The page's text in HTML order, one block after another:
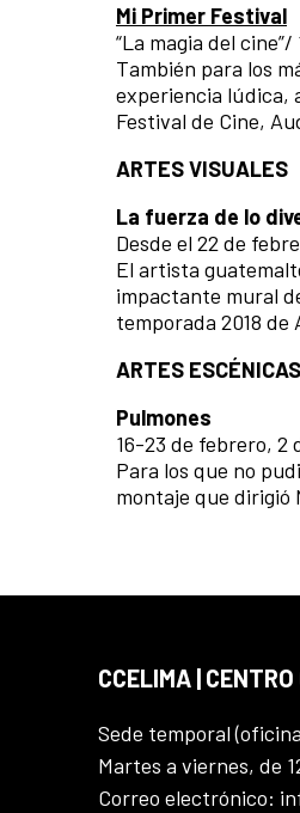
Mi Primer Festival
“La magia del
También para los
experiencia lúdica,
Festival de Cine,
ARTES VISUALES
La fuerza de lo
Desde el 22 de
El artista
impactante mural
temporada 2018 de
ARTES ESCÉNICAS
Pulmones
16-23 de febrero, 2
Para los que no
montaje que dirigió
CCELIMA |
Sede temporal
Martes a viernes, de
Correo electrónico: